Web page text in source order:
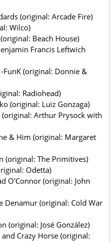
(original: Arcade Fire)
Wilco)
Beach House)
Francis Leftwich
(original: Donnie &
Radiohead)
(original: Luiz Gonzaga)
(original: Arthur Prysock with
& Him (original: Margaret
(original: The Primitives)
Odetta)
O'Connor (original: John
Denamur (original: Cold War
(original: José González)
Crazy Horse (original: